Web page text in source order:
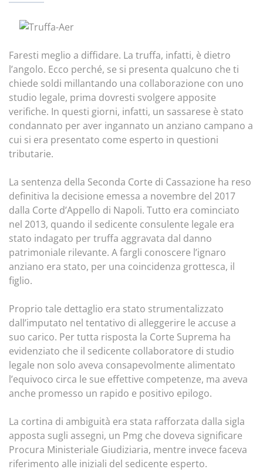
Faresti meglio a diffidare. La truffa, infatti, è dietro
l’angolo. Ecco perché, se si presenta qualcuno che ti
chiede soldi millantando una collaborazione con uno
studio legale, prima dovresti svolgere apposite
verifiche. In questi giorni, infatti, un sassarese è stato
condannato per aver ingannato un anziano campano a
cui si era presentato come esperto in questioni
tributarie.
La sentenza della Seconda Corte di Cassazione ha reso
definitiva la decisione emessa a novembre del 2017
dalla Corte d’Appello di Napoli. Tutto era cominciato
nel 2013, quando il sedicente consulente legale era
stato indagato per truffa aggravata dal danno
patrimoniale rilevante. A fargli conoscere l’ignaro
anziano era stato, per una coincidenza grottesca, il
figlio.
Proprio tale dettaglio era stato strumentalizzato
dall’imputato nel tentativo di alleggerire le accuse a
suo carico. Per tutta risposta la Corte Suprema ha
evidenziato che il sedicente collaboratore di studio
legale non solo aveva consapevolmente alimentato
l’equivoco circa le sue effettive competenze, ma aveva
anche promesso un rapido e positivo epilogo.
La cortina di ambiguità era stata rafforzata dalla sigla
apposta sugli assegni, un Pmg che doveva significare
Procura Ministeriale Giudiziaria, mentre invece faceva
riferimento alle iniziali del sedicente esperto.